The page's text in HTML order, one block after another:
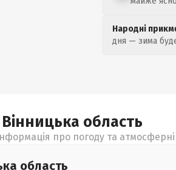
Народні
дня — зима
область
про погоду та
область